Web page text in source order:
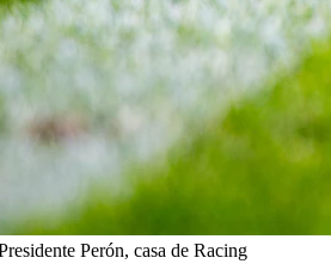
Perón, casa de Racing